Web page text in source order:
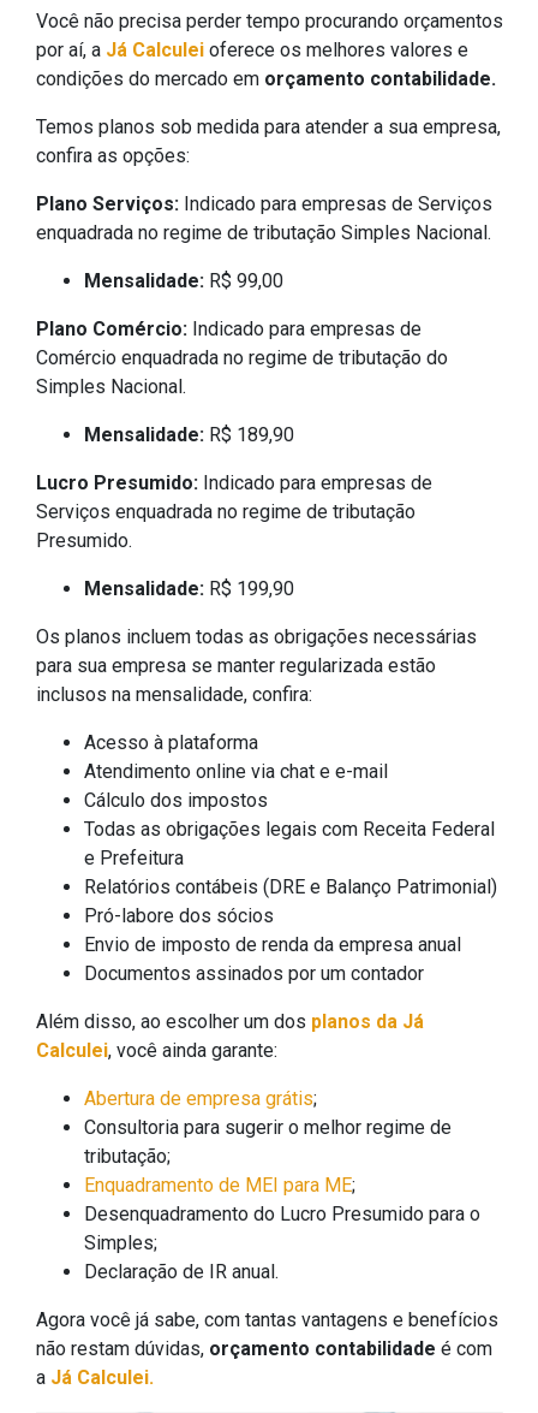
Você não precisa perder tempo procurando orçamentos
por aí, a Já Calculei oferece os melhores valores e
condições do mercado em orçamento contabilidade.
Temos planos sob medida para atender a sua empresa,
confira as opções:
Plano Serviços: Indicado para empresas de Serviços
enquadrada no regime de tributação Simples Nacional.
Mensalidade: R$ 99,00
Plano Comércio: Indicado para empresas de
Comércio enquadrada no regime de tributação do
Simples Nacional.
Mensalidade: R$ 189,90
Lucro Presumido: Indicado para empresas de
Serviços enquadrada no regime de tributação
Presumido.
Mensalidade: R$ 199,90
Os planos incluem todas as obrigações necessárias
para sua empresa se manter regularizada estão
inclusos na mensalidade, confira:
Acesso à plataforma
Atendimento online via chat e e-mail
Cálculo dos impostos
Todas as obrigações legais com Receita Federal
e Prefeitura
Relatórios contábeis (DRE e Balanço Patrimonial)
Pró-labore dos sócios
Envio de imposto de renda da empresa anual
Documentos assinados por um contador
Além disso, ao escolher um dos planos da Já
Calculei, você ainda garante:
Abertura de empresa grátis;
Consultoria para sugerir o melhor regime de
tributação;
Enquadramento de MEI para ME;
Desenquadramento do Lucro Presumido para o
Simples;
Declaração de IR anual.
Agora você já sabe, com tantas vantagens e benefícios
não restam dúvidas, orçamento contabilidade é com
a Já Calculei.